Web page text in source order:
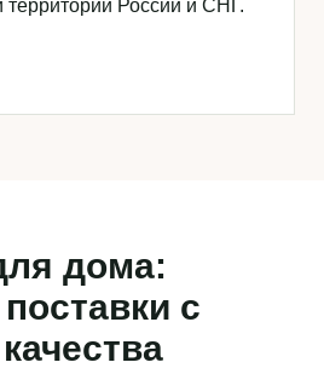
территории России и СНГ.
дома:
с